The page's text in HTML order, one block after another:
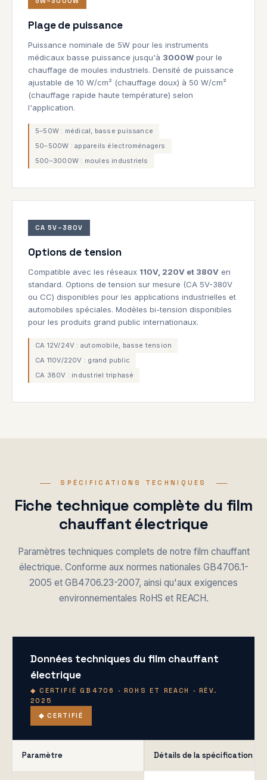
Plage de puissance
Puissance nominale de 5W pour les instruments
médicaux basse puissance jusqu'à 3000W pour le
chauffage de moules industriels. Densité de puissance
ajustable de 10 W/cm² (chauffage doux) à 50 W/cm²
(chauffage rapide haute température) selon
l'application.
5–50W : médical, basse puissance
50–500W : appareils électroménagers
500–3000W : moules industriels
CA 5V–380V
Options de tension
Compatible avec les réseaux 110V, 220V et 380V en
standard. Options de tension sur mesure (CA 5V-380V
ou CC) disponibles pour les applications industrielles et
automobiles spéciales. Modèles bi-tension disponibles
pour les produits grand public internationaux.
CA 12V/24V : automobile, basse tension
CA 110V/220V : grand public
CA 380V : industriel triphasé
SPÉCIFICATIONS TECHNIQUES
Fiche technique complète du film
chauffant électrique
Paramètres techniques complets de notre film chauffant
électrique. Conforme aux normes nationales GB4706.1-
2005 et GB4706.23-2007, ainsi qu'aux exigences
environnementales RoHS et REACH.
Données techniques du film chauffant
électrique
◆ CERTIFIÉ GB4706 · ROHS ET REACH · RÉV.
2025
◆ CERTIFIÉ
Paramètre Détails de la spécification